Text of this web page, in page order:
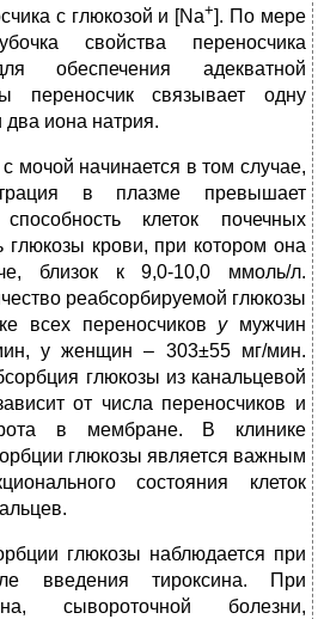
с глюкозой и [Na+]. По мере
свойства переносчика
обеспечения адекватной
переносчик связывает одну
два иона натрия.
мочой начинается в том случае,
в плазме превышает
клеток почечных
глюкозы крови, при котором она
близок к 9,0-10,0 ммоль/л.
реабсорбируемой глюкозы
всех переносчиков у мужчин
у женщин – 303±55 мг/мин.
глюкозы из канальцевой
от числа переносчиков и
в мембране. В клинике
глюкозы является важным
состояния клеток
глюкозы наблюдается при
введения тироксина. При
сывороточной болезни,